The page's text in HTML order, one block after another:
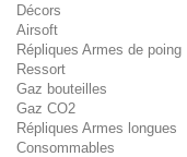
Décors
Airsoft
Répliques Armes de poing
Ressort
Gaz bouteilles
Gaz CO2
Répliques Armes longues
Consommables